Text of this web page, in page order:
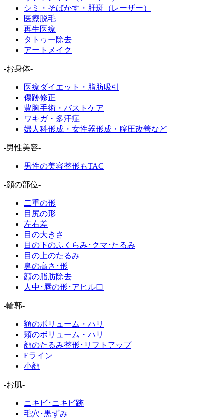
シミ・そばかす・肝斑（レーザー）
医療脱毛
再生医療
タトゥー除去
アートメイク
-お身体-
医療ダイエット・脂肪吸引
傷跡修正
豊胸手術・バストケア
ワキガ・多汗症
婦人科形成・女性器形成・膣圧改善など
-男性美容-
男性の美容整形もTAC
-顔の部位-
二重の形
目尻の形
左右差
目の大きさ
目の下のふくらみ･クマ･たるみ
目の上のたるみ
鼻の高さ･形
顔の脂肪除去
人中･唇の形･アヒル口
-輪郭-
額のボリューム・ハリ
頬のボリューム・ハリ
顔のたるみ整形･リフトアップ
Eライン
小顔
-お肌-
ニキビ･ニキビ跡
毛穴･黒ずみ